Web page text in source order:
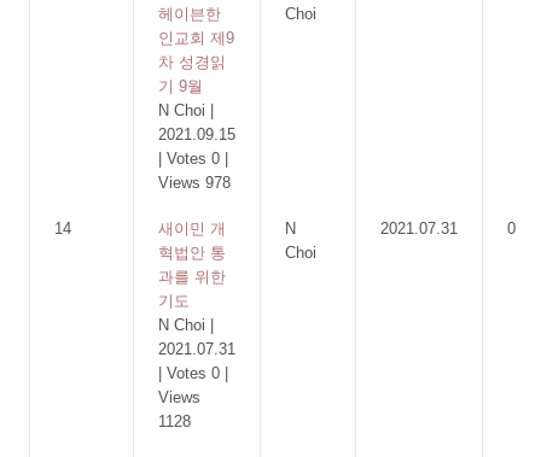
헤이븐한
인교회 제9
차 성경읽
기 9월
N Choi
2021.09.15
Votes 0
Views 978
Choi
14
새이민 개
혁법안 통
과를 위한
기도
N Choi
2021.07.31
Votes 0
Views
1128
N
Choi
2021.07.31 0